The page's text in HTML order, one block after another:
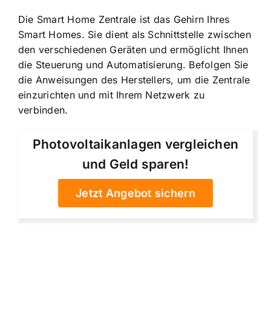
Die Smart Home Zentrale ist das Gehirn Ihres
Smart Homes. Sie dient als Schnittstelle zwischen
den verschiedenen Geräten und ermöglicht Ihnen
die Steuerung und Automatisierung. Befolgen Sie
die Anweisungen des Herstellers, um die Zentrale
einzurichten und mit Ihrem Netzwerk zu
verbinden.
Photovoltaikanlagen vergleichen
und Geld sparen!
Jetzt Angebot sichern